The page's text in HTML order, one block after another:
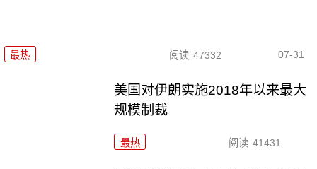
最热 阅读 47332 07-31
美国对伊朗实施2018年以来最大
规模制裁
最热 阅读 41431